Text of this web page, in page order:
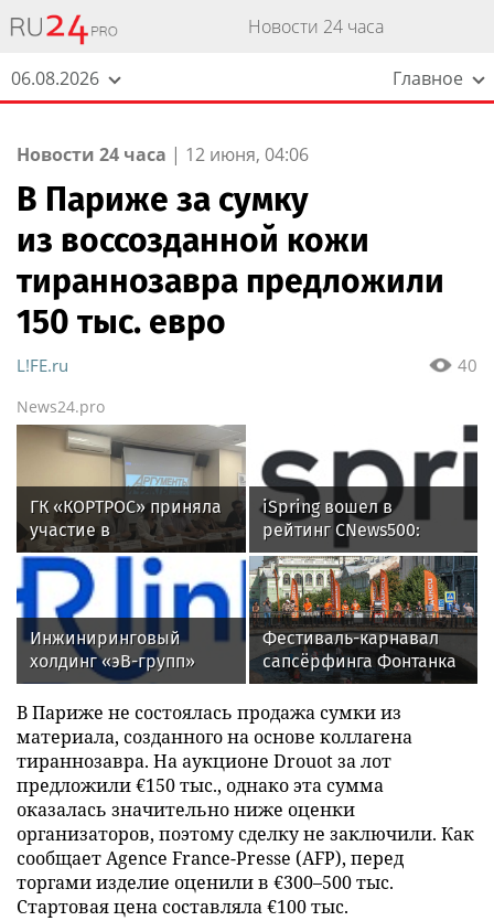
Новости 24 часа
06.08.2026 Главное
Новости 24 часа | 12 июня, 04:06
В Париже за сумку
из воссозданной кожи
тираннозавра предложили
150 тыс. евро
40
L!FE.ru
News24.pro
ГК «КОРТРОС» приняла
участие в
пресс‑конференции о
развитии строительной
отрасли в Челябинске
iSpring вошел в
рейтинг CNews500:
крупнейшие ИТ-
компании России
Инжиниринговый
холдинг «эВ-групп»
ускорил кадровый
документооборот с
помощью HRlink
Фестиваль-карнавал
сапсёрфинга Фонтанка
SUP-2026. Крюков
канал. Санкт-Петербург
В Париже не состоялась продажа сумки из
материала, созданного на основе коллагена
тираннозавра. На аукционе Drouot за лот
предложили €150 тыс., однако эта сумма
оказалась значительно ниже оценки
организаторов, поэтому сделку не заключили. Как
сообщает Agence France-Presse (AFP), перед
торгами изделие оценили в €300–500 тыс.
Стартовая цена составляла €100 тыс.